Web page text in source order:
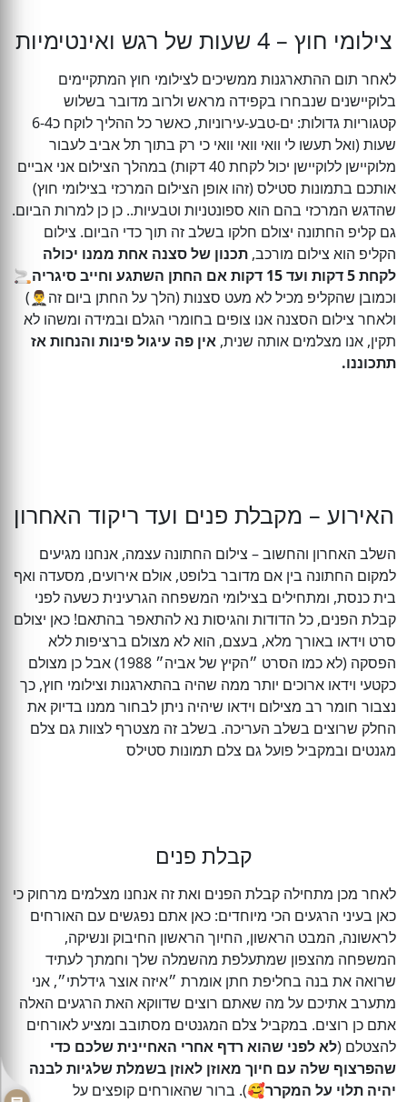
צילומי חוץ – 4 שעות של רגש ואינטימיות
לאחר תום ההתארגנות ממשיכים לצילומי חוץ המתקיימים
בלוקיישנים שנבחרו בקפידה מראש ולרוב מדובר בשלוש
קטגוריות גדולות: ים-טבע-עירוניות, כאשר כל ההליך לוקח כ6-4
שעות (‏ואל תעשו לי וואי וואי וואי כי רק בתוך תל אביב לעבור
מלוקיישן ללוקיישן יכול לקחת 40 דקות) במהלך הצילום אני אביים
אותכם בתמונות סטילס (זהו אופן הצילום המרכזי בצילומי חוץ)
שהדגש המרכזי בהם הוא ספונטניות וטבעיות.. כן כן למרות הביום.
גם קליפ החתונה יצולם חלקו בשלב זה תוך כדי הביום. צילום
הקליפ הוא צילום מורכב, תכנון של סצנה אחת ממנו יכולה
לקחת 5 דקות ועד 15 דקות אם החתן השתגע וחייב סיגריה
🚬
וכמובן שהקליפ מכיל לא מעט סצנות (הלך על החתן ביום זה🤵‍♂️)
ולאחר צילום הסצנה אנו צופים בחומרי הגלם ובמידה ומשהו לא
תקין, אנו מצלמים אותה שנית, אין פה עיגול פינות והנחות אז
תתכוננו.
האירוע – מקבלת פנים ועד ריקוד האחרון
השלב האחרון והחשוב – צילום החתונה עצמה, אנחנו מגיעים
למקום החתונה בין אם מדובר בלופט, אולם אירועים, מסעדה ואף
בית כנסת, ומתחילים בצילומי המשפחה הגרעינית כשעה לפני
קבלת הפנים, כל הדודות והגיסות נא להתאפר בהתאם! כאן יצולם
סרט וידאו באורך מלא, בעצם, הוא לא מצולם ברציפות ללא
הפסקה (לא כמו הסרט ״הקיץ של אביה״ 1988) אבל כן מצולם
כקטעי וידאו ארוכים יותר ממה שהיה בהתארגנות וצילומי חוץ, כך
נצבור חומר רב מצילום וידאו שיהיה ניתן לבחור ממנו בדיוק את
החלק שרוצים בשלב העריכה. בשלב זה מצטרף לצוות גם צלם
מגנטים ובמקביל פועל גם צלם תמונות סטילס
קבלת פנים
לאחר מכן מתחילה קבלת הפנים ואת זה אנחנו מצלמים מרחוק כי
כאן בעיני הרגעים הכי מיוחדים: כאן אתם נפגשים עם האורחים
לראשונה, המבט הראשון, החיוך הראשון החיבוק ונשיקה,
המשפחה מהצפון שמתעלפת מהשמלה שלך וחמתך לעתיד
שרואה את בנה בחליפת חתן אומרת ״איזה אוצר גידלתי״, אני
מתערב אתיכם על מה שאתם רוצים שדווקא האת הרגעים האלה
אתם כן רוצים. במקביל צלם המגנטים מסתובב ומציע לאורחים
להצטלם (לא לפני שהוא רדף אחרי האחיינית שלכם כדי
שהפרצוף שלה עם חיוך מאוזן לאוזן בשמלת שלגיות לבנה
יהיה תלוי על המקרר🥰). ברור שהאורחים קופצים על